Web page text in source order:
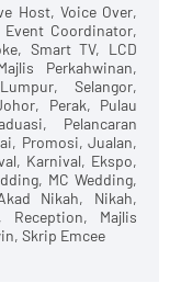
Host, Voice Over,
Event Coordinator,
Smart TV, LCD
Perkahwinan,
Selangor,
Perak, Pulau
Pelancaran
Promosi, Jualan,
Karnival, Ekspo,
MC Wedding,
Nikah, Nikah,
Reception, Majlis
Skrip Emcee